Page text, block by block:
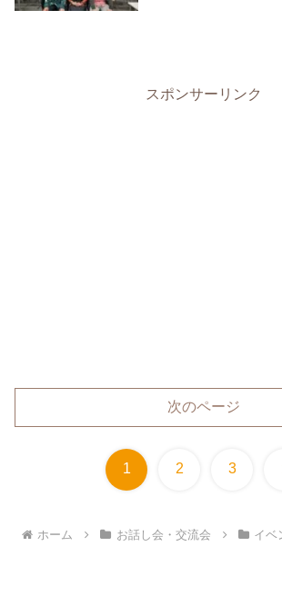
スポンサーリンク
次のページ
1 2 3
ホーム お話し会・交流会 イベ